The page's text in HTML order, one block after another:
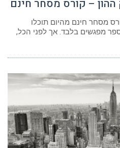
– קורס מסחר חינם
מסחר חינם מהיום תוכלו
מפגשים בלבד. אך לפני הכל,